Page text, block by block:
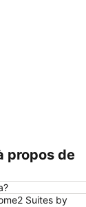
propos de
Suites by